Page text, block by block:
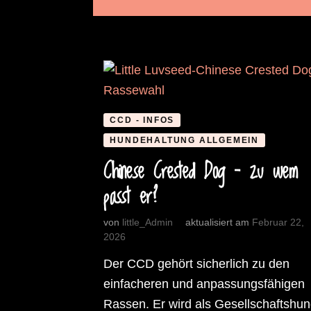
CCD - INFOS
HUNDEHALTUNG ALLGEMEIN
Chinese Crested Dog – zu wem
passt er?
von little_Admin aktualisiert am Februar 22,
2026
Der CCD gehört sicherlich zu den
einfacheren und anpassungsfähigen
Rassen. Er wird als